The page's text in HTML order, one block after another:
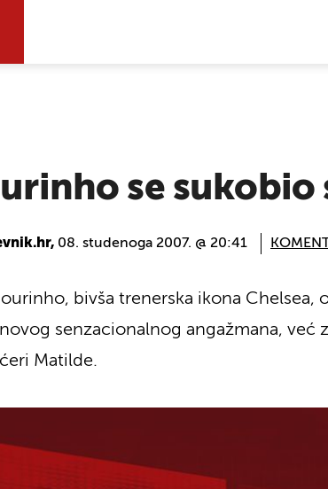
se sukobio
08. studenoga 2007. @ 20:41
bivša trenerska ikona
senzacionalnog angažmana,
Matilde.